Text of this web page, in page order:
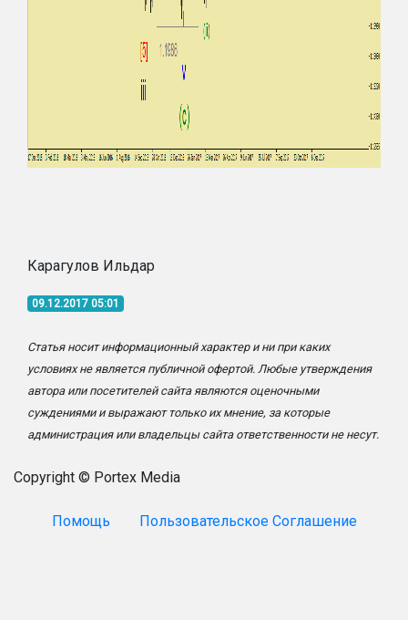
Карагулов Ильдар
09.12.2017 05:01
Статья носит информационный характер и ни при каких
условиях не является публичной офертой. Любые утверждения
автора или посетителей сайта являются оценочными
суждениями и выражают только их мнение, за которые
администрация или владельцы сайта ответственности не несут.
Copyright © Portex Media
Помощь Пользовательское Соглашение